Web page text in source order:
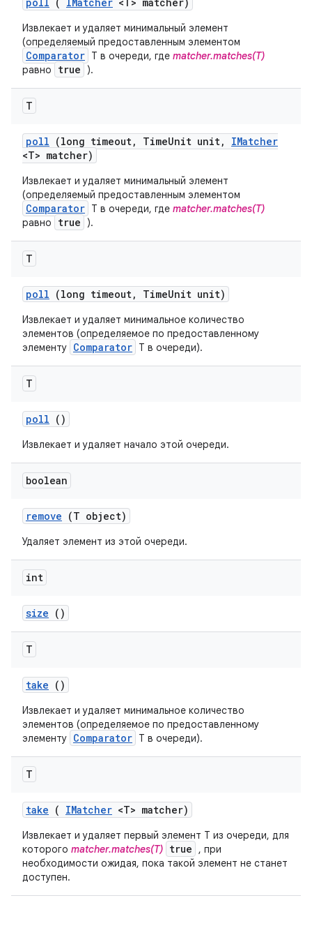
Извлекает и удаляет минимальный элемент
(определяемый предоставленным элементом
Comparator T в очереди, где matcher.matches(T)
равно
true ).
T
poll (long timeout, TimeUnit unit,
IMatcher
<T> matcher)
Извлекает и удаляет минимальный элемент
(определяемый предоставленным элементом
Comparator T в очереди, где matcher.matches(T)
равно
true ).
T
poll (long timeout, TimeUnit unit)
Извлекает и удаляет минимальное количество
элементов (определяемое по предоставленному
элементу Comparator T в очереди).
T
poll ()
Извлекает и удаляет начало этой очереди.
boolean
remove (T object)
Удаляет элемент из этой очереди.
int
size ()
T
take ()
Извлекает и удаляет минимальное количество
элементов (определяемое по предоставленному
элементу Comparator T в очереди).
T
take ( IMatcher <T> matcher)
Извлекает и удаляет первый элемент T из очереди, для
которого matcher.matches(T) true
, при
необходимости ожидая, пока такой элемент не станет
доступен.